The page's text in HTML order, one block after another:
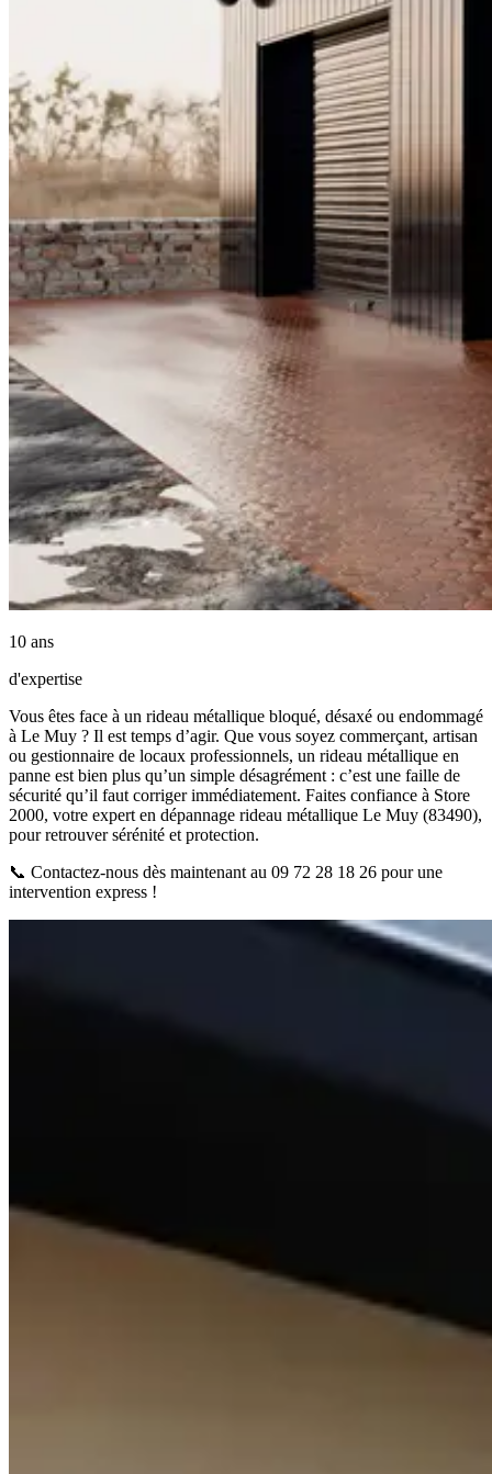
10 ans
d'expertise
Vous êtes face à un rideau métallique bloqué, désaxé ou endommagé
à Le Muy ? Il est temps d’agir. Que vous soyez commerçant, artisan
ou gestionnaire de locaux professionnels, un rideau métallique en
panne est bien plus qu’un simple désagrément : c’est une faille de
sécurité qu’il faut corriger immédiatement. Faites confiance à Store
2000, votre expert en dépannage rideau métallique Le Muy (83490),
pour retrouver sérénité et protection.
📞 Contactez-nous dès maintenant au 09 72 28 18 26 pour une
intervention express !